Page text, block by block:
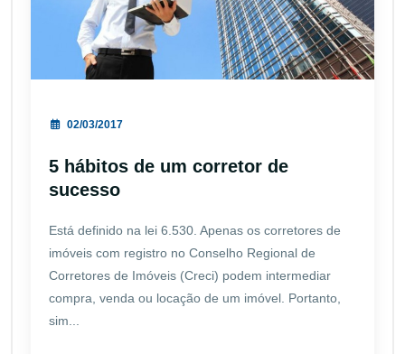
02/03/2017
5 hábitos de um corretor de
sucesso
Está definido na lei 6.530. Apenas os corretores de
imóveis com registro no Conselho Regional de
Corretores de Imóveis (Creci) podem intermediar
compra, venda ou locação de um imóvel. Portanto,
sim...